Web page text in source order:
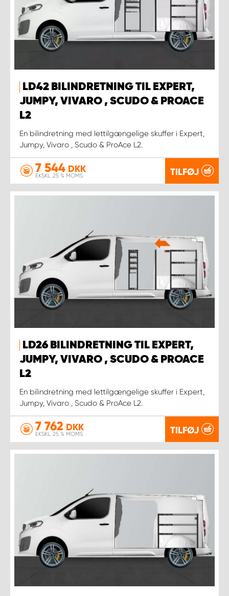
LD42 BILINDRETNING TIL EXPERT,
JUMPY, VIVARO , SCUDO & PROACE
L2
En bilindretning med lettilgængelige skuffer i Expert,
Jumpy, Vivaro , Scudo & ProAce L2.
7 544 DKK
EKSKL. 25 % MOMS TILFØJ
LD26 BILINDRETNING TIL EXPERT,
JUMPY, VIVARO , SCUDO & PROACE
L2
En bilindretning med lettilgængelige skuffer i Expert,
Jumpy, Vivaro , Scudo & ProAce L2.
7 762 DKK
EKSKL. 25 % MOMS TILFØJ